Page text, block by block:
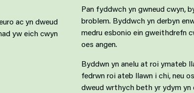
ac yn dweud
yw eich cwyn
Pan fyddwch yn gwneud cwyn,
broblem. Byddwch yn derbyn
medru esbonio ein gweithdrefn
oes angen.
Byddwn yn anelu at roi ymateb
fedrwn roi ateb llawn i chi, neu
dweud wrthych beth yr ydym yn